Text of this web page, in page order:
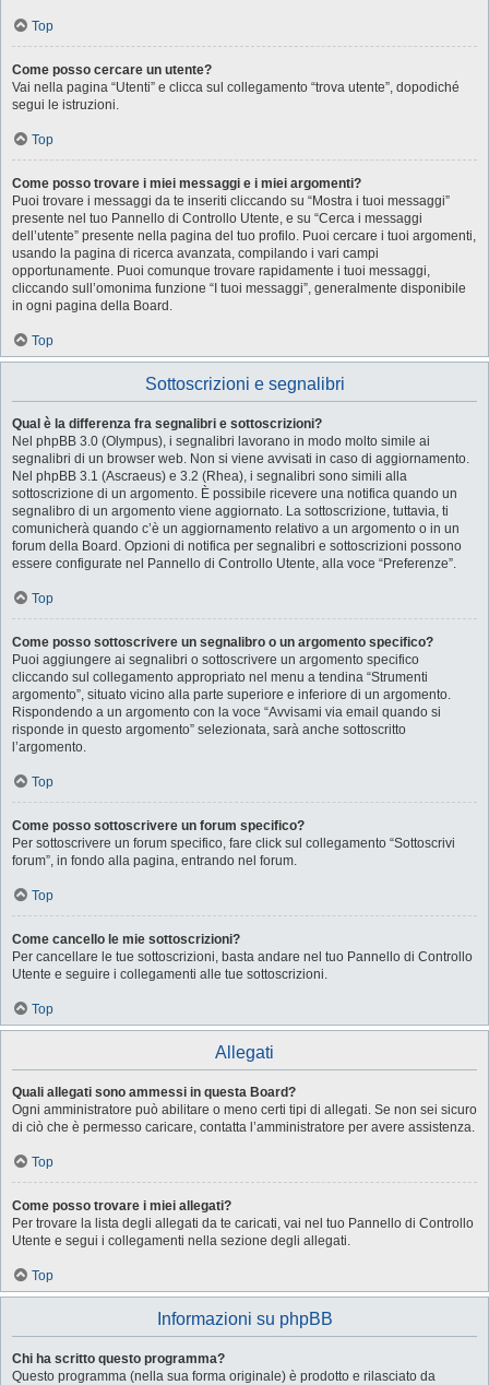
Top
Come posso cercare un utente?
Vai nella pagina “Utenti” e clicca sul collegamento “trova utente”, dopodiché
segui le istruzioni.
Top
Come posso trovare i miei messaggi e i miei argomenti?
Puoi trovare i messaggi da te inseriti cliccando su “Mostra i tuoi messaggi”
presente nel tuo Pannello di Controllo Utente, e su “Cerca i messaggi
dell’utente” presente nella pagina del tuo profilo. Puoi cercare i tuoi argomenti,
usando la pagina di ricerca avanzata, compilando i vari campi
opportunamente. Puoi comunque trovare rapidamente i tuoi messaggi,
cliccando sull’omonima funzione “I tuoi messaggi”, generalmente disponibile
in ogni pagina della Board.
Top
Sottoscrizioni e segnalibri
Qual è la differenza fra segnalibri e sottoscrizioni?
Nel phpBB 3.0 (Olympus), i segnalibri lavorano in modo molto simile ai
segnalibri di un browser web. Non si viene avvisati in caso di aggiornamento.
Nel phpBB 3.1 (Ascraeus) e 3.2 (Rhea), i segnalibri sono simili alla
sottoscrizione di un argomento. È possibile ricevere una notifica quando un
segnalibro di un argomento viene aggiornato. La sottoscrizione, tuttavia, ti
comunicherà quando c’è un aggiornamento relativo a un argomento o in un
forum della Board. Opzioni di notifica per segnalibri e sottoscrizioni possono
essere configurate nel Pannello di Controllo Utente, alla voce “Preferenze”.
Top
Come posso sottoscrivere un segnalibro o un argomento specifico?
Puoi aggiungere ai segnalibri o sottoscrivere un argomento specifico
cliccando sul collegamento appropriato nel menu a tendina “Strumenti
argomento”, situato vicino alla parte superiore e inferiore di un argomento.
Rispondendo a un argomento con la voce “Avvisami via email quando si
risponde in questo argomento” selezionata, sarà anche sottoscritto
l’argomento.
Top
Come posso sottoscrivere un forum specifico?
Per sottoscrivere un forum specifico, fare click sul collegamento “Sottoscrivi
forum”, in fondo alla pagina, entrando nel forum.
Top
Come cancello le mie sottoscrizioni?
Per cancellare le tue sottoscrizioni, basta andare nel tuo Pannello di Controllo
Utente e seguire i collegamenti alle tue sottoscrizioni.
Top
Allegati
Quali allegati sono ammessi in questa Board?
Ogni amministratore può abilitare o meno certi tipi di allegati. Se non sei sicuro
di ciò che è permesso caricare, contatta l’amministratore per avere assistenza.
Top
Come posso trovare i miei allegati?
Per trovare la lista degli allegati da te caricati, vai nel tuo Pannello di Controllo
Utente e segui i collegamenti nella sezione degli allegati.
Top
Informazioni su phpBB
Chi ha scritto questo programma?
Questo programma (nella sua forma originale) è prodotto e rilasciato da